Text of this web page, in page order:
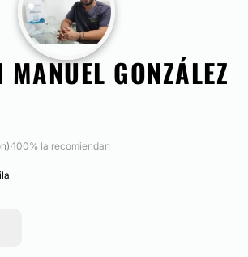
GONZÁLEZ
·100% la recomiendan